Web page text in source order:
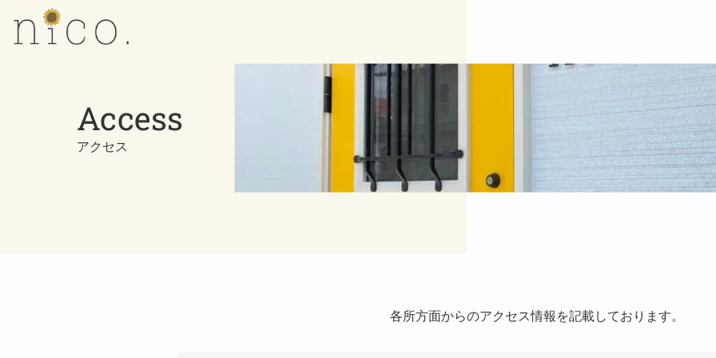
Access
アクセス
各所方面からのアクセス情報を記載しております。